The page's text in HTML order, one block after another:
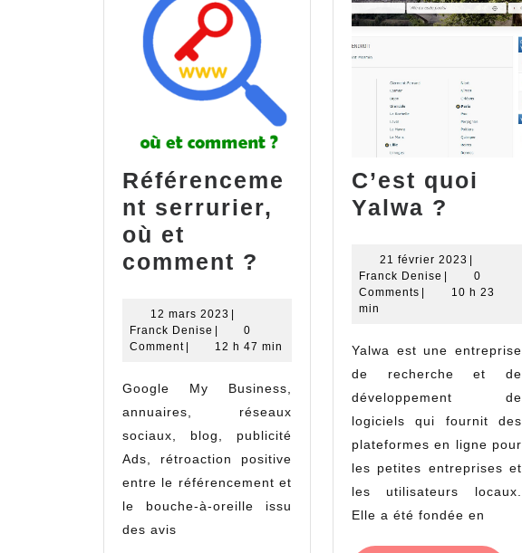
Référenceme
nt serrurier,
où et
comment ? Référencement
serrurier,
et
comment
?
12 mars 2023 12
mars
2023
Franck Denise Franck
Denise
0
Comment
12 h 47 min
Google My Business,
annuaires, réseaux
sociaux, blog, publicité
Ads, rétroaction positive
entre le référencement et
le bouche-à-oreille issu
des avis
C’est quoi
Yalwa ?
Yalwa
?
21 février 2023 21
février
2023
Franck Denise Franck
Denise
0
Comments
10 h 23
min
Yalwa est une entreprise
de recherche et de
développement de
logiciels qui fournit des
plateformes en ligne pour
les petites entreprises et
les utilisateurs locaux.
Elle a été fondée en